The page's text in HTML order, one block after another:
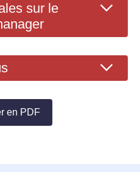
sur le
en PDF